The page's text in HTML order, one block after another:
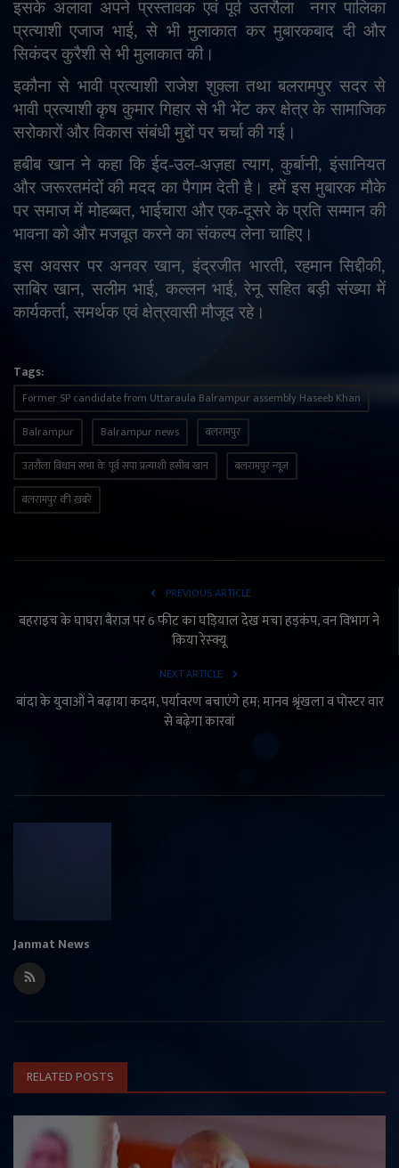
इसके अलावा अपने प्रस्तावक एवं पूर्व उतरौला
नगर पालिका
प्रत्याशी एजाज भाई,से भी मुलाकात कर मुबारकबाद दी और
सिकंदर कुरैशी से भी मुलाकात की।
इकौना से भावी प्रत्याशी राजेश शुक्ला तथा बलरामपुर सदर से
भावी प्रत्याशी कृष कुमार गिहार से भी भेंट कर क्षेत्र के सामाजिक
सरोकारों और विकास संबंधी मुद्दों पर चर्चा की गई।
हबीब खान ने कहा कि ईद-उल-अज़हा त्याग,कुर्बानी, इंसानियत
और जरूरतमंदों की मदद का पैगाम देती है। हमें इस मुबारक मौके
पर समाज में मोहब्बत, भाईचारा और एक-दूसरे के प्रति सम्मान की
भावना को और मजबूत करने का संकल्प लेना चाहिए।
इस अवसर पर अनवर खान,इंद्रजीत भारती, रहमान सिद्दीकी,
साबिर खान, सलीम भाई, कल्लन भाई,रेनू सहित बड़ी संख्या में
कार्यकर्ता, समर्थक एवं क्षेत्रवासी मौजूद रहे।
Tags:
Former SP candidate from Uttaraula Balrampur assembly Haseeb Khan
Balrampur
Balrampur news
बलरामपुर
उतरौला विधान सभा के पूर्व सपा प्रत्याशी हसीब खान
बलरामपुर न्यूज़
बलरामपुर की ख़बरें
PREVIOUS ARTICLE
बहराइच के घाघरा बैराज पर 6 फीट का घड़ियाल देख मचा हड़कंप, वन विभाग ने
किया रेस्क्यू
NEXT ARTICLE
बांदा के युवाओं ने बढ़ाया कदम, पर्यावरण बचाएंगे हम; मानव श्रृंखला व पोस्टर वार
से बढ़ेगा कारवां
Janmat News
RELATED POSTS